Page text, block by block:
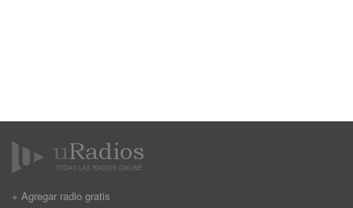
+ Agregar radio gratis